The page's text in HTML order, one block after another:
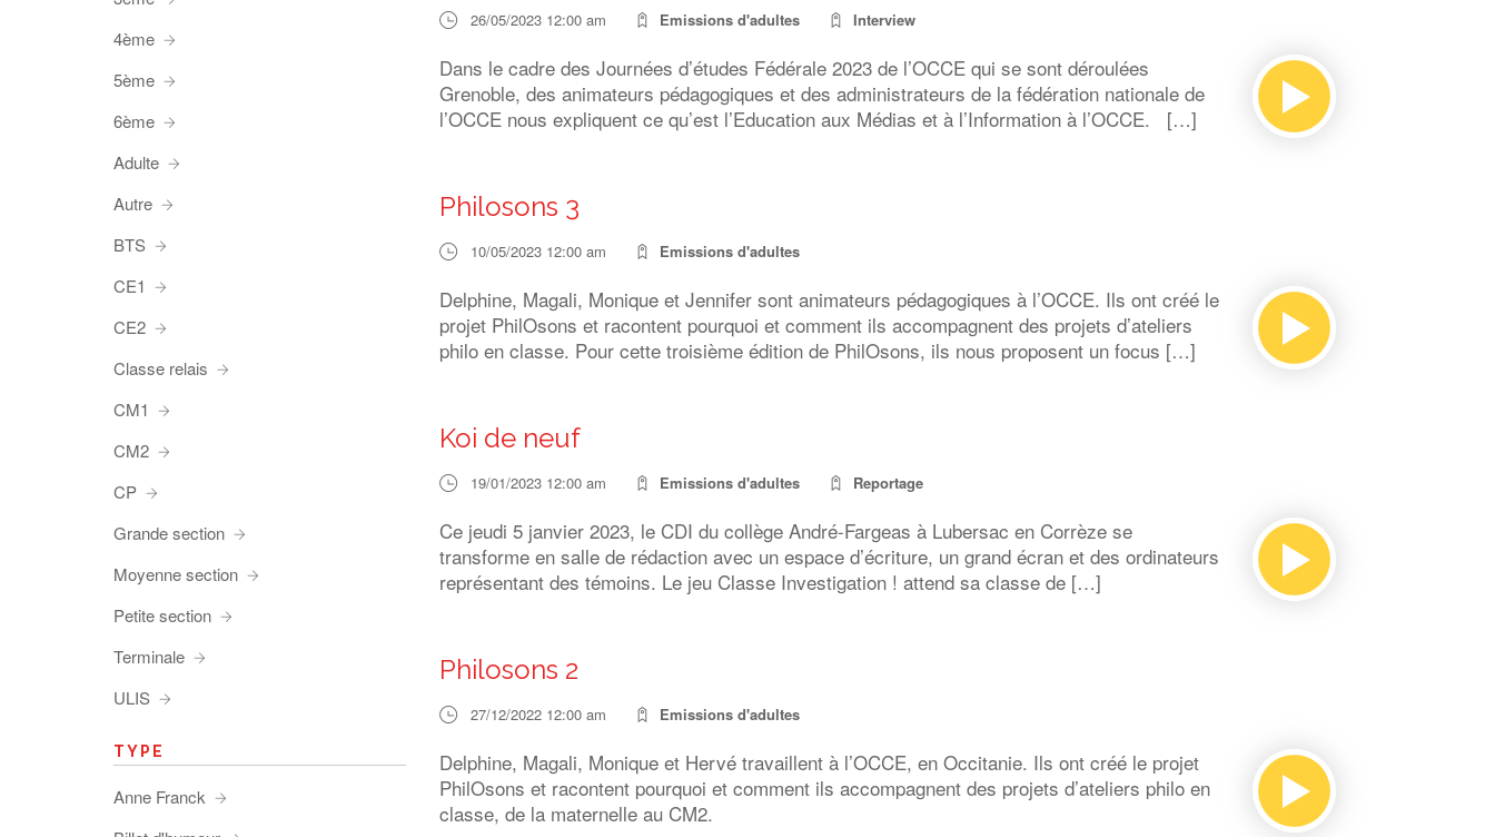
26/05/2023 12:00 am Emissions d'adultes Interview
Dans le cadre des Journées d’études Fédérale 2023 de l’OCCE qui se sont déroulées
Grenoble, des animateurs pédagogiques et des administrateurs de la fédération nationale de
l’OCCE nous expliquent ce qu’est l’Education aux Médias et à l’Information à l’OCCE. […]
Philosons 3
10/05/2023 12:00 am Emissions d'adultes
Delphine, Magali, Monique et Jennifer sont animateurs pédagogiques à l’OCCE. Ils ont créé le
projet PhilOsons et racontent pourquoi et comment ils accompagnent des projets d’ateliers
philo en classe. Pour cette troisième édition de PhilOsons, ils nous proposent un focus […]
Koi de neuf
19/01/2023 12:00 am Emissions d'adultes Reportage
Ce jeudi 5 janvier 2023, le CDI du collège André-Fargeas à Lubersac en Corrèze se
transforme en salle de rédaction avec un espace d’écriture, un grand écran et des ordinateurs
représentant des témoins. Le jeu Classe Investigation ! attend sa classe de […]
Philosons 2
27/12/2022 12:00 am Emissions d'adultes
Delphine, Magali, Monique et Hervé travaillent à l’OCCE, en Occitanie. Ils ont créé le projet
PhilOsons et racontent pourquoi et comment ils accompagnent des projets d’ateliers philo en
classe, de la maternelle au CM2.
4ème
5ème
6ème
Adulte
Autre
BTS
CE1
CE2
Classe relais
CM1
CM2
CP
Grande section
Moyenne section
Petite section
Terminale
ULIS
TYPE
Anne Franck